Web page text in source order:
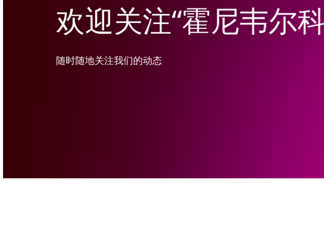
欢迎关注“霍尼韦尔
随时随地关注我们的动态